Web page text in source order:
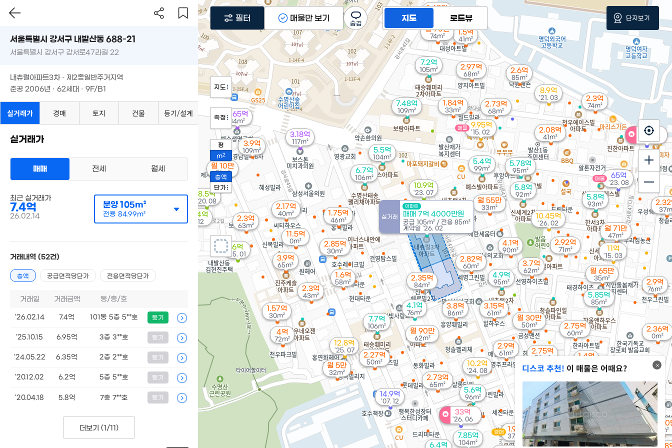
9.95억
'15. 02
매물
2.3억
74m²
1.95억
37m²
경매
1.6억
58m²
7.48억
109m²
월 71만
47m²
2.32
33억
'26. 06
65억
'23. 08
매물
월 65만
35m²
2.17억
40m²
월 61만
58m²
2.73억
65m²
7.7억
106m²
4.1억
90m²
6.7억
106m²
2.75억
60m²
5.5억
104m²
월 90만
62m²
5.78억
95m²
월 30만
50m²
2.27억
50m²
2.75억
52m²
7.2억
105m²
월 10만
51m²
2.9억
76m²
실거래
아파트
매매 7억 4000만원
공급 105m² / 전용 85m²
계약일 '26. 02
3.8억
86m²
10.45억
'26. 02
11.8억
'26. 02
1.57억
30m²
2.3억
43m²
2.35억
40m²
3.18억
64m²
5.8억
92m²
5.6억
96m²
2.8
1.48억
1.75억
46m²
3.9억
65m²
6.4억
2.92억
71m²
1.4억
4억
72m²
1.6억
48m²
월 5만
32m²
2.3억
63m²
2.9억
61m²
2.85억
30m²
12.8억
'25. 07
2.08억
41m²
월 55만
33m²
5.4억
99m²
3.7억
62m²
4.9억
95m²
2.82억
60m²
5.8억
93m²
10.2억
'24. 08
7.85억
104m²
1.5억
41m²
3.15억
61m²
2.73억
68m²
3.9억
109m²
2.97억
68m²
5.85억
85m²
10.9억
'23. 07
3.18억
117m²
3.65억
34m²
월 70만
74m²
1.84억
33m²
12.84억
'21. 12
2.6억
85m²
8.9억
'21. 03
4.1억
76m²
8.5억
'20. 08
2.36억
0m²
2.35억
84m²
11억
'15. 03
6억
'15. 01
3,000
0m²
11.5억
0m²
14.9억
'07. 12
디스코 추천! 이 매물은 어때요?
지도 로드뷰
지도
측정
평
m2
총액
단가
필터 매물만 보기 단지보기
서울특별시 강서구 내발산동 688-21
서울특별시 강서구 강서로47라길 22
내츄럴아파트3차 · 제2종일반주거지역
준공 2006년 · 62세대 · 9F/B1
실거래가 경매 토지 건물 등기/설계
실거래가
매매 전세 월세
최근 실거래가
7.4억
26.02.14
분양105m²
전용 84.99m²
거래내역 (52건)
총액 공급면적당단가 전용면적당단가
거래일 거래금액 동/층/호
'26.02.14 7.4억 101동 5층 5**호 등기
'25.10.15 6.95억 3층 3**호 등기
'24.05.22 6.35억 2층 2**호 등기
'20.12.02 6.2억 5층 5**호 등기
'20.04.18 5.8억 7층 7**호 등기
더보기 (1/11 )